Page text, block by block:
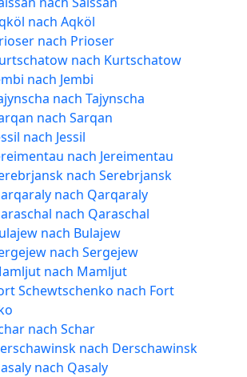
nach Aqköl
nach Prioser
nach Kurtschatow
nach Jembi
nach Tajynscha
nach Sarqan
nach Jessil
nach Jereimentau
nach Serebrjansk
nach Qarqaraly
nach Qaraschal
nach Bulajew
nach Sergejew
nach Mamljut
Schewtschenko nach Fort
nach Schar
nach Derschawinsk
nach Qasaly